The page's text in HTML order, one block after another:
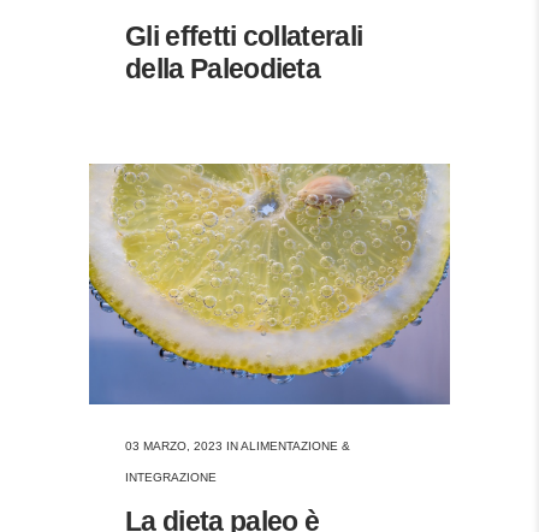
Gli effetti collaterali
della Paleodieta
03 MARZO, 2023 INALIMENTAZIONE &
INTEGRAZIONE
La dieta paleo è